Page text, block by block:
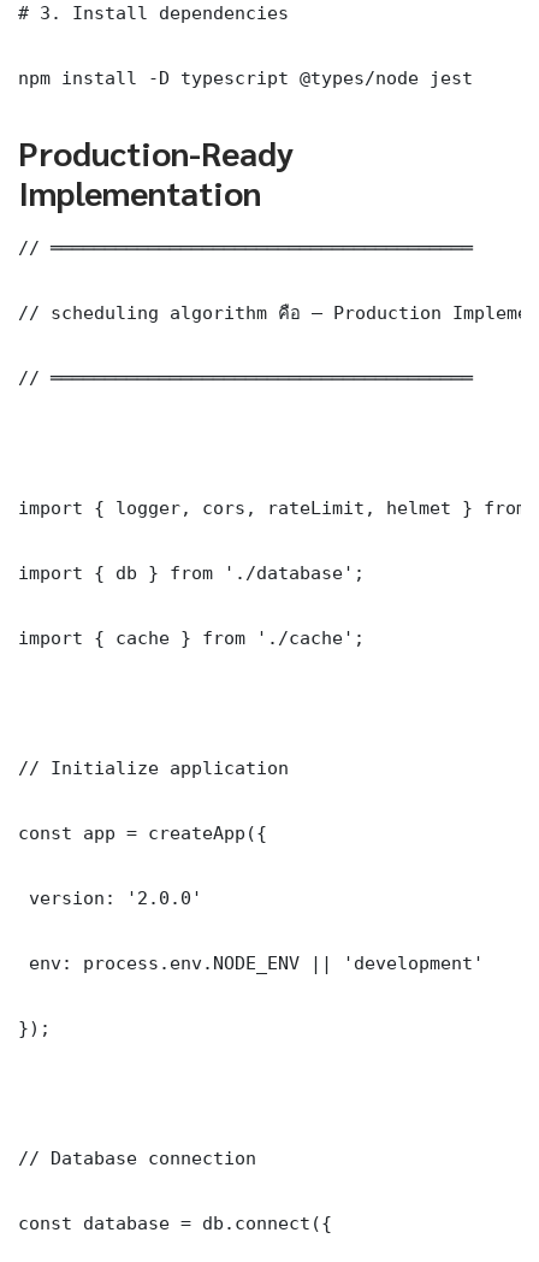
# 3. Install dependencies
npm install -D typescript @types/node jest
Production-Ready
Implementation
// ═══════════════════════════════════════
// scheduling algorithm คือ — Production
// ═══════════════════════════════════════
import { logger, cors, rateLimit, helmet } from
import { db } from './database';
import { cache } from './cache';
// Initialize application
const app = createApp({
version: '2.0.0'
env: process.env.NODE_ENV || 'development'
});
// Database connection
const database = db.connect({